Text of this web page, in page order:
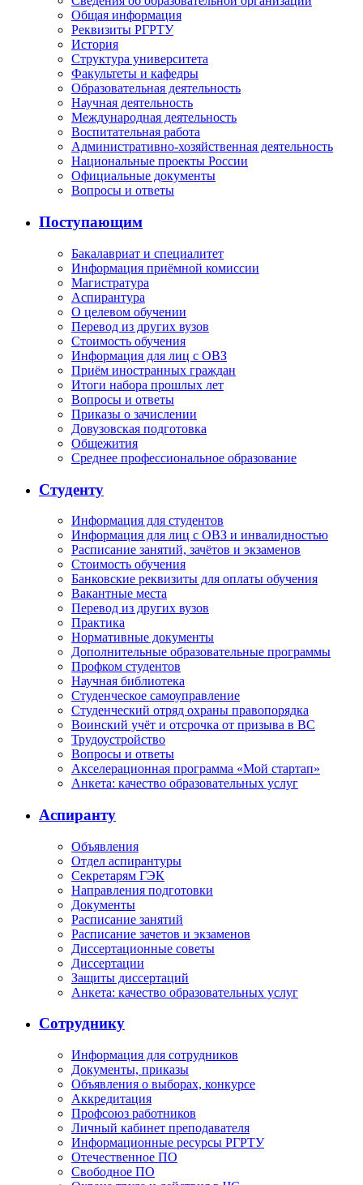
Общая информация
Реквизиты РГРТУ
История
Структура университета
Факультеты и кафедры
Образовательная деятельность
Научная деятельность
Международная деятельность
Воспитательная работа
Административно-хозяйственная деятельность
Национальные проекты России
Официальные документы
Вопросы и ответы
Поступающим
Бакалавриат и специалитет
Информация приёмной комиссии
Магистратура
Аспирантура
О целевом обучении
Перевод из других вузов
Стоимость обучения
Информация для лиц с ОВЗ
Приём иностранных граждан
Итоги набора прошлых лет
Вопросы и ответы
Приказы о зачислении
Довузовская подготовка
Общежития
Среднее профессиональное образование
Студенту
Информация для студентов
Информация для лиц с ОВЗ и инвалидностью
Расписание занятий, зачётов и экзаменов
Стоимость обучения
Банковские реквизиты для оплаты обучения
Вакантные места
Перевод из других вузов
Практика
Нормативные документы
Дополнительные образовательные программы
Профком студентов
Научная библиотека
Студенческое самоуправление
Студенческий отряд охраны правопорядка
Воинский учёт и отсрочка от призыва в ВС
Трудоустройство
Вопросы и ответы
Акселерационная программа «Мой стартап»
Анкета: качество образовательных услуг
Аспиранту
Объявления
Отдел аспирантуры
Секретарям ГЭК
Направления подготовки
Документы
Расписание занятий
Расписание зачетов и экзаменов
Диссертационные советы
Диссертации
Защиты диссертаций
Анкета: качество образовательных услуг
Сотруднику
Информация для сотрудников
Документы, приказы
Объявления о выборах, конкурсе
Аккредитация
Профсоюз работников
Личный кабинет преподавателя
Информационные ресурсы РГРТУ
Отечественное ПО
Свободное ПО